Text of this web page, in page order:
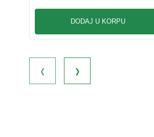
DODAJ U KORPU
‹ ›